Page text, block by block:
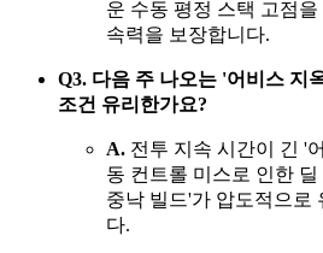
운 수동 평정 스택 고점
속력을 보장합니다.
Q3. 다음 주 나오는 '어비스 지
조건 유리한가요?
A. 전투 지속 시간이 긴 '
동 컨트롤 미스로 인한
중낙 빌드'가 압도적으로
다.